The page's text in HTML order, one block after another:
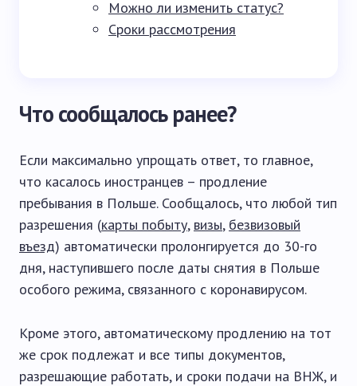
Можно ли изменить статус?
Сроки рассмотрения
Что сообщалось ранее?
Если максимально упрощать ответ, то главное,
что касалось иностранцев – продление
пребывания в Польше. Сообщалось, что любой тип
разрешения (карты побыту, визы, безвизовый
въезд) автоматически пролонгируется до 30-го
дня, наступившего после даты снятия в Польше
особого режима, связанного с коронавирусом.
Кроме этого, автоматическому продлению на тот
же срок подлежат и все типы документов,
разрешающие работать, и сроки подачи на ВНЖ, и